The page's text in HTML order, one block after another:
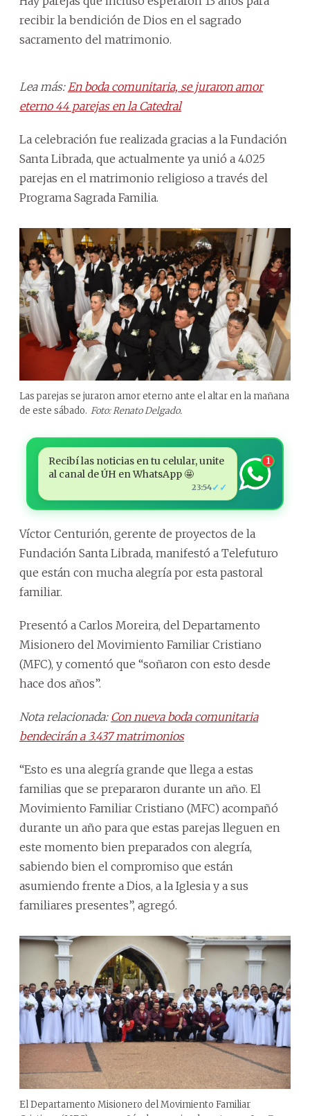
recibir la bendición de Dios en el sagrado
sacramento del matrimonio.
Lea más: En boda comunitaria, se juraron amor
eterno 44 parejas en la Catedral
La celebración fue realizada gracias a la Fundación
Santa Librada, que actualmente ya unió a 4.025
parejas en el matrimonio religioso a través del
Programa Sagrada Familia.
Las parejas se juraron amor eterno ante el altar en la mañana
de este sábado. Foto: Renato Delgado.
Recibí las noticias en tu celular, unite
al canal de ÚH en WhatsApp 🤩
23:54✓✓
1
Víctor Centurión, gerente de proyectos de la
Fundación Santa Librada, manifestó a Telefuturo
que están con mucha alegría por esta pastoral
familiar.
Presentó a Carlos Moreira, del Departamento
Misionero del Movimiento Familiar Cristiano
(MFC), y comentó que “soñaron con esto desde
hace dos años”.
Nota relacionada: Con nueva boda comunitaria
bendecirán a 3.437 matrimonios
“Esto es una alegría grande que llega a estas
familias que se prepararon durante un año. El
Movimiento Familiar Cristiano (MFC) acompañó
durante un año para que estas parejas lleguen en
este momento bien preparados con alegría,
sabiendo bien el compromiso que están
asumiendo frente a Dios, a la Iglesia y a sus
familiares presentes”, agregó.
El Departamento Misionero del Movimiento Familiar